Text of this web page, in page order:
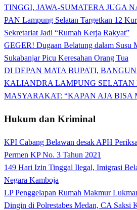
TINGGI, JAWA-SUMATERA JUGA
PAN Lampung Selatan Targetkan 12
Sekretariat Jadi “Rumah Kerja Rakyat”
GEGER! Dugaan Belatung dalam Susu
Sukabanjar Picu Keresahan Orang Tua
DI DEPAN MATA BUPATI,
KALIANDRA LAMPUNG SELATAN
MASYARAKAT: “KAPAN AJA BISA
Hukum dan Kriminal
KPI Cabang Belawan desak APH
Permen KP No. 3 Tahun 2021
149 Hari Izin Tinggal Ilegal, Imigrasi
Negara Kamboja
LP Penggelapan Rumah Makmur
Dingin di Polrestabes Medan, CA Saksi